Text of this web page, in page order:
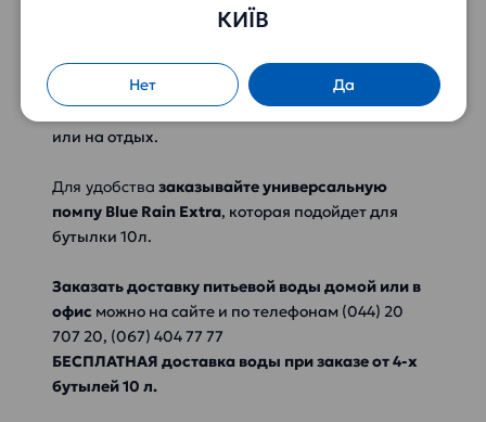
употребления в свежем виде, а также в качестве
Удобная тара позволяет использовать как дома
или в офисе, так и брать с собой в путешествие
или на отдых.
Для удобства заказывайте универсальную
помпу Blue Rain Extra, которая подойдет для
бутылки 10л.
Заказать доставку питьевой воды домой или в
офис можно на сайте и по телефонам (044) 20
707 20, (067) 404 77 77
БЕСПЛАТНАЯ доставка воды при заказе от 4-х
бутылей 10 л.
КИЇВ
Нет Да